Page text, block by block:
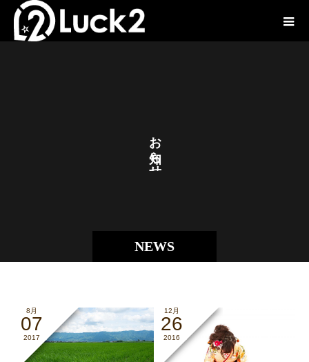
NEWS
お
ら
せ
8月
07
2017
12月
26
2016